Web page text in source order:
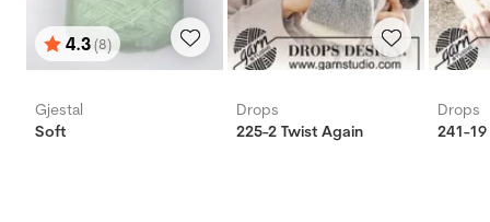
Betyg:
4.3(8)
utav 5 stjärnor
Gjestal
Soft
Drops
225-2 Twist Again
Drops